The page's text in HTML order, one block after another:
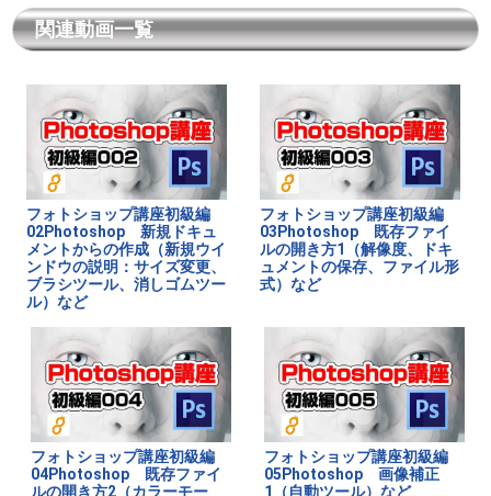
関連動画一覧
フォトショップ講座初級編
02Photoshop 新規ドキュ
メントからの作成（新規ウイ
ンドウの説明：サイズ変更、
ブラシツール、消しゴムツー
ル）など
フォトショップ講座初級編
03Photoshop 既存ファイ
ルの開き方1（解像度、ドキ
ュメントの保存、ファイル形
式）など
フォトショップ講座初級編
04Photoshop 既存ファイ
ルの開き方2（カラーモー
フォトショップ講座初級編
05Photoshop 画像補正
1（自動ツール）など